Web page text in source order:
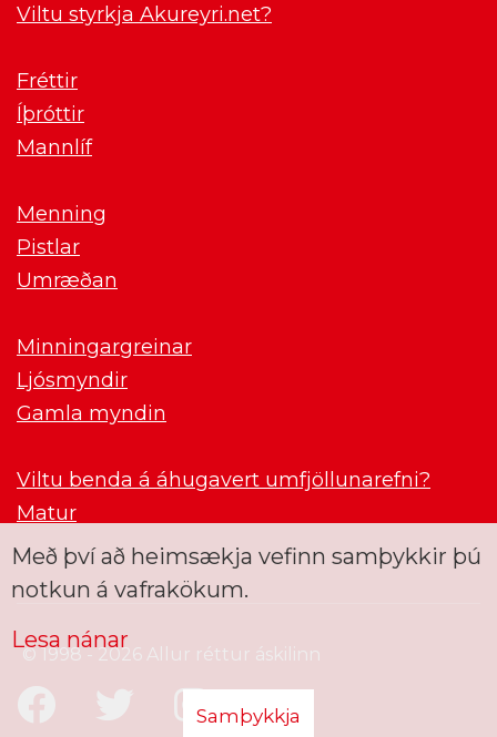
Viltu styrkja Akureyri.net?
Fréttir
Íþróttir
Mannlíf
Menning
Pistlar
Umræðan
Minningargreinar
Ljósmyndir
Gamla myndin
Viltu benda á áhugavert umfjöllunarefni?
Matur
© 1998 - 2026 Allur réttur áskilinn
Með því að heimsækja vefinn samþykkir þú
notkun á vafrakökum.
Lesa nánar
Samþykkja